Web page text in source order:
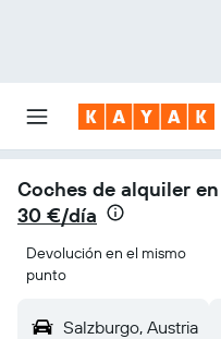
Coches de alquiler
30 €/día
Devolución en el mismo
punto
Salzburgo, Austria